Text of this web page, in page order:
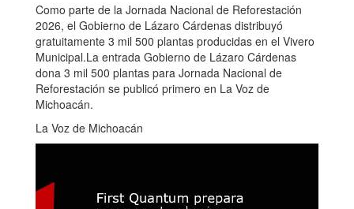
Como parte de la Jornada Nacional de Reforestación
2026, el Gobierno de Lázaro Cárdenas distribuyó
gratuitamente 3 mil 500 plantas producidas en el Vivero
Municipal.La entrada Gobierno de Lázaro Cárdenas
dona 3 mil 500 plantas para Jornada Nacional de
Reforestación se publicó primero en La Voz de
Michoacán.
La Voz de Michoacán